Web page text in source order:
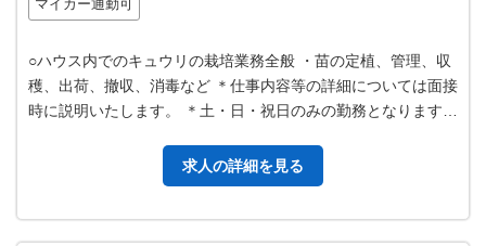
マイカー通勤可
○ハウス内でのキュウリの栽培業務全般 ・苗の定植、管理、収
穫、出荷、撤収、消毒など ＊仕事内容等の詳細については面接
時に説明いたします。 ＊土・日・祝日のみの勤務となります。
求人の詳細を見る